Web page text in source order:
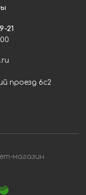
21
проезд 6с2
магазин